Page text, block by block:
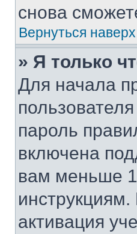
снова
Вернуться наверх
» Я только
Для начала
пароль
включена
вам меньше
инструкциям.
активация